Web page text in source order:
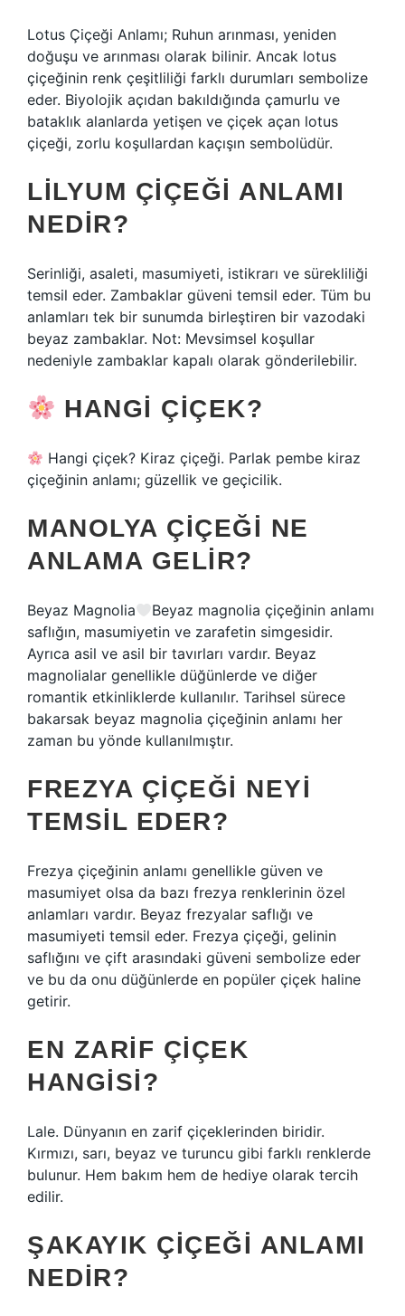
Lotus Çiçeği Anlamı; Ruhun arınması, yeniden
doğuşu ve arınması olarak bilinir. Ancak lotus
çiçeğinin renk çeşitliliği farklı durumları sembolize
eder. Biyolojik açıdan bakıldığında çamurlu ve
bataklık alanlarda yetişen ve çiçek açan lotus
çiçeği, zorlu koşullardan kaçışın sembolüdür.
LILYUM ÇIÇEĞI ANLAMI
NEDIR?
Serinliği, asaleti, masumiyeti, istikrarı ve sürekliliği
temsil eder. Zambaklar güveni temsil eder. Tüm bu
anlamları tek bir sunumda birleştiren bir vazodaki
beyaz zambaklar. Not: Mevsimsel koşullar
nedeniyle zambaklar kapalı olarak gönderilebilir.
HANGI ÇIÇEK?
Hangi çiçek? Kiraz çiçeği. Parlak pembe kiraz
çiçeğinin anlamı; güzellik ve geçicilik.
MANOLYA ÇIÇEĞI NE
ANLAMA GELIR?
Beyaz Magnolia
Beyaz magnolia çiçeğinin anlamı
saflığın, masumiyetin ve zarafetin simgesidir.
Ayrıca asil ve asil bir tavırları vardır. Beyaz
magnolialar genellikle düğünlerde ve diğer
romantik etkinliklerde kullanılır. Tarihsel sürece
bakarsak beyaz magnolia çiçeğinin anlamı her
zaman bu yönde kullanılmıştır.
FREZYA ÇIÇEĞI NEYI
TEMSIL EDER?
Frezya çiçeğinin anlamı genellikle güven ve
masumiyet olsa da bazı frezya renklerinin özel
anlamları vardır. Beyaz frezyalar saflığı ve
masumiyeti temsil eder. Frezya çiçeği, gelinin
saflığını ve çift arasındaki güveni sembolize eder
ve bu da onu düğünlerde en popüler çiçek haline
getirir.
EN ZARIF ÇIÇEK
HANGISI?
Lale. Dünyanın en zarif çiçeklerinden biridir.
Kırmızı, sarı, beyaz ve turuncu gibi farklı renklerde
bulunur. Hem bakım hem de hediye olarak tercih
edilir.
ŞAKAYIK ÇIÇEĞI ANLAMI
NEDIR?